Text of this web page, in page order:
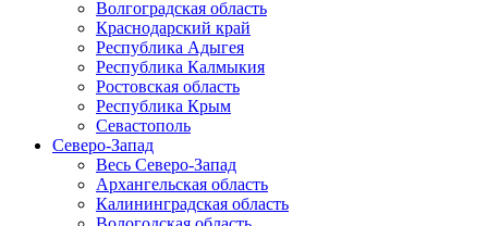
Волгоградская область
Краснодарский край
Республика Адыгея
Республика Калмыкия
Ростовская область
Республика Крым
Севастополь
Северо-Запад
Весь Северо-Запад
Архангельская область
Калининградская область